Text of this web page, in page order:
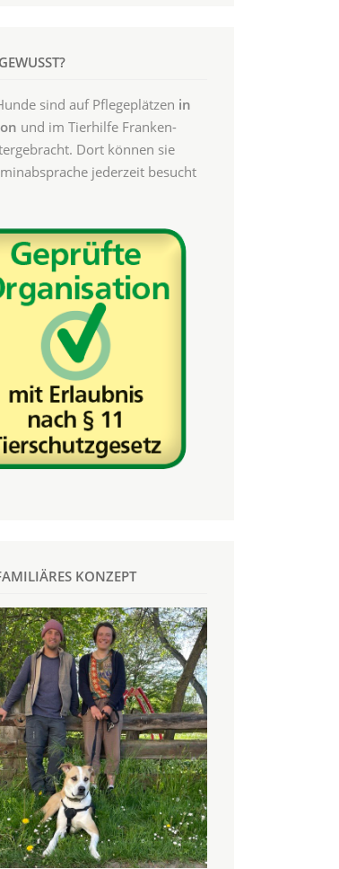
sind auf Pflegeplätzen in
und im Tierhilfe Franken-
Dort können sie
jederzeit besucht
KONZEPT